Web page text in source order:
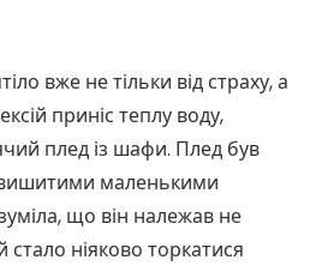
вже не тільки від страху, а
приніс теплу воду,
плед із шафи. Плед був
вишитими маленькими
що він належав не
стало ніяково торкатися